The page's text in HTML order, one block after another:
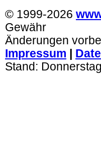
© 1999-2026
Gewähr
Änderungen
Impressum
Stand: